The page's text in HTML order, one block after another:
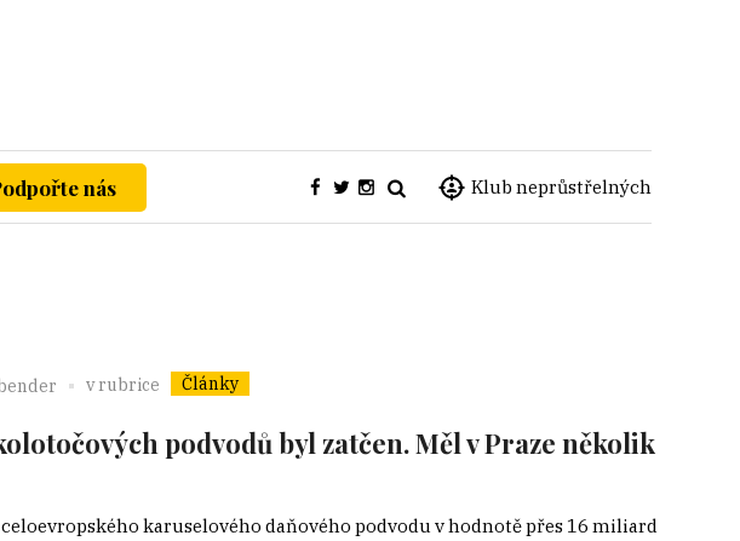
Klub neprůstřelných
nás
v rubrice Články
podvodů byl zatčen. Měl v Praze několik
karuselového daňového podvodu v hodnotě přes 16 miliard